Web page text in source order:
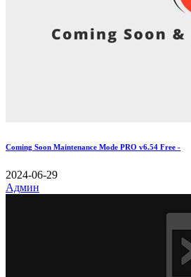
Coming Soon Maintenance Mode PRO v6.54 Free -
2024-06-29
Админ